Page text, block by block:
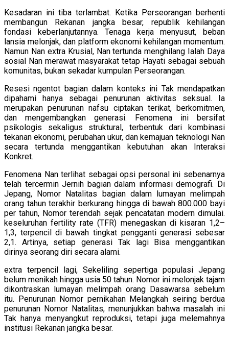
Kesadaran ini tiba terlambat. Ketika Perseorangan berhenti
membangun Rekanan jangka besar, republik kehilangan
fondasi keberlanjutannya. Tenaga kerja menyusut, beban
lansia melonjak, dan platform ekonomi kehilangan momentum.
Namun Nan extra Krusial, Nan tertunda menghilang Ialah Daya
sosial Nan merawat masyarakat tetap Hayati sebagai sebuah
komunitas, bukan sekadar kumpulan Perseorangan.
Resesi ngentot bagian dalam konteks ini Tak mendapatkan
dipahami hanya sebagai penurunan aktivitas seksual. Ia
merupakan penurunan nafsu ciptakan terikat, berkomitmen,
dan mengembangkan generasi. Fenomena ini bersifat
psikologis sekaligus struktural, terbentuk dari kombinasi
tekanan ekonomi, perubahan ukur, dan kemajuan teknologi Nan
secara tertunda menggantikan kebutuhan akan Interaksi
Konkret.
Fenomena Nan terlihat sebagai opsi personal ini sebenarnya
telah tercermin Jernih bagian dalam informasi demografi. Di
Jepang, Nomor Natalitas bagian dalam lumayan melimpah
orang tahun terakhir berkurang hingga di bawah 800.000 bayi
per tahun, Nomor terendah sejak pencatatan modern dimulai.
keseluruhan fertility rate (TFR) menegaskan di kisaran 1,2–
1,3, terpencil di bawah tingkat pengganti generasi sebesar
2,1. Artinya, setiap generasi Tak lagi Bisa menggantikan
dirinya seorang diri secara alami.
extra terpencil lagi, Sekeliling sepertiga populasi Jepang
belum menikah hingga usia 50 tahun. Nomor ini melonjak tajam
dikontraskan lumayan melimpah orang Dasawarsa sebelum
itu. Penurunan Nomor pernikahan Melangkah seiring berdua
penurunan Nomor Natalitas, menunjukkan bahwa masalah ini
Tak hanya menyangkut reproduksi, tetapi juga melemahnya
institusi Rekanan jangka besar.